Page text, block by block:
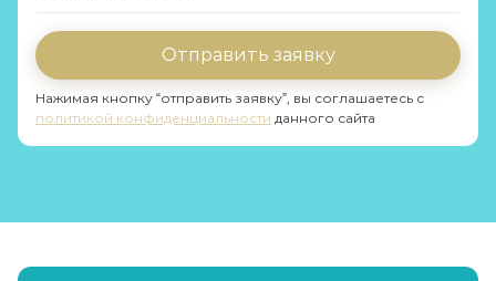
Отправить заявку
Нажимая кнопку “отправить заявку”, вы соглашаетесь с
политикой конфиденциальности данного сайта